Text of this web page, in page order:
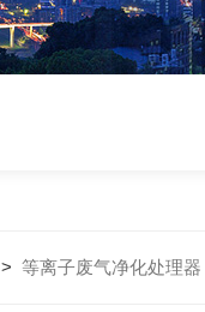
>等离子废气净化处理器